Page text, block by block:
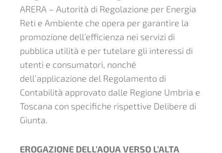
ARERA – Autorità di Regolazione per Energia
Reti e Ambiente che opera per garantire la
promozione dell’efficienza nei servizi di
pubblica utilità e per tutelare gli interessi di
utenti e consumatori, nonché
dell’applicazione del Regolamento di
Contabilità approvato dalle Regione Umbria e
Toscana con specifiche rispettive Delibere di
Giunta.
EROGAZIONE DELL’AQUA VERSO L’ALTA